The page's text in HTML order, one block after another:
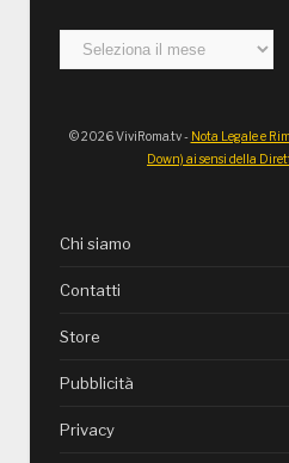
Archivi
© 2026 ViviRoma.tv - Nota Legale e
Down) ai sensi della
Chi siamo
Contatti
Store
Pubblicità
Privacy